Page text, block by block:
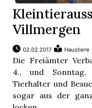
Villmergen
02.02.2017 Haustiere
Die Freiämter
4., und
Tierhalter und
sogar aus der